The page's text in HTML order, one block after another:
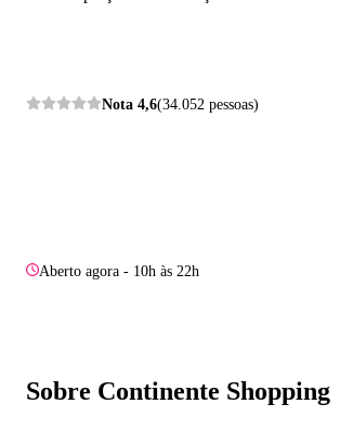
Nota 4,6(34.052 pessoas)
Aberto agora - 10h às 22h
Sobre Continente Shopping